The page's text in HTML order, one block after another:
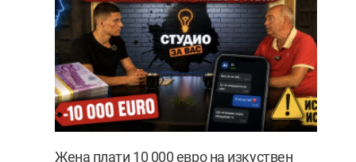
Жена плати 10 000 евро на изкуствен